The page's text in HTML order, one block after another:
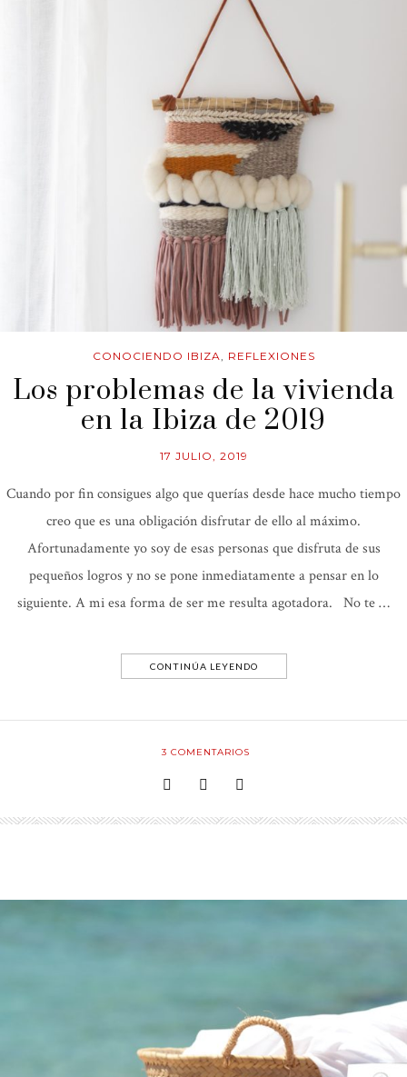
CONOCIENDO IBIZA, REFLEXIONES
Los problemas de la vivienda
en la Ibiza de 2019
17 JULIO, 2019
Cuando por fin consigues algo que querías desde hace mucho tiempo
creo que es una obligación disfrutar de ello al máximo.
Afortunadamente yo soy de esas personas que disfruta de sus
pequeños logros y no se pone inmediatamente a pensar en lo
siguiente. A mi esa forma de ser me resulta agotadora. No te …
CONTINÚA LEYENDO
3 COMENTARIOS